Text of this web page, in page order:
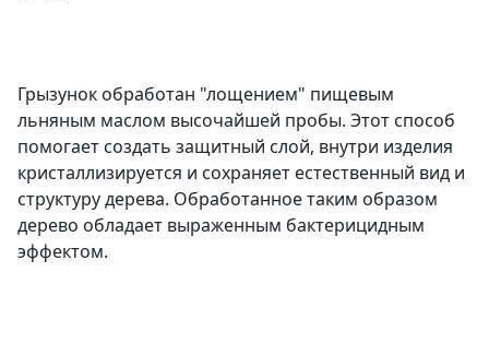
Грызунок обработан "лощением" пищевым
льняным маслом высочайшей пробы. Этот способ
помогает создать защитный слой, внутри изделия
кристаллизируется и сохраняет естественный вид и
структуру дерева. Обработанное таким образом
дерево обладает выраженным бактерицидным
эффектом.